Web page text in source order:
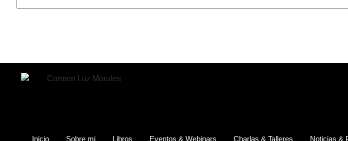
Inicio Sobre mi Libros Eventos & Webinars Charlas & Talleres Noticias &